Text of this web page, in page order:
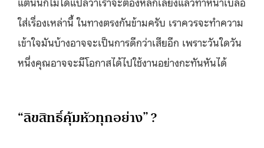
ใส่เรื่องเหล่านี้ ในทางตรงกันข้ามครับ เราควรจะทำความ
เข้าใจมันบ้างอาจจะเป็นการดีกว่าเสียอีก เพราะวันใดวัน
หนึ่งคุณอาจจะมีโอกาสได้ไปใช้งานอย่างกะทันหันได้
“ลิขสิทธิ์คุ้มหัวทุกอย่าง” ?